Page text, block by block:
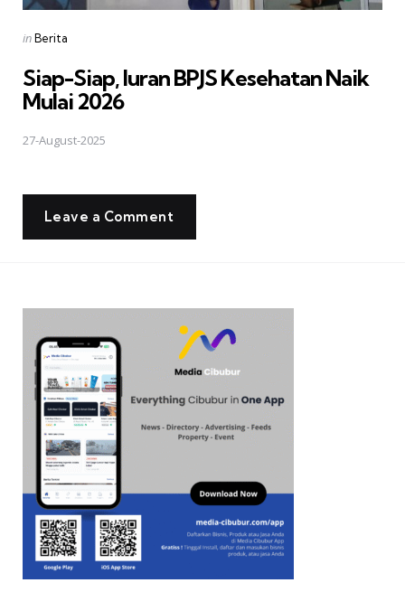
Posted
inBerita
Siap-Siap, Iuran BPJS Kesehatan Naik
Mulai 2026
27-August-2025
Leave a Comment